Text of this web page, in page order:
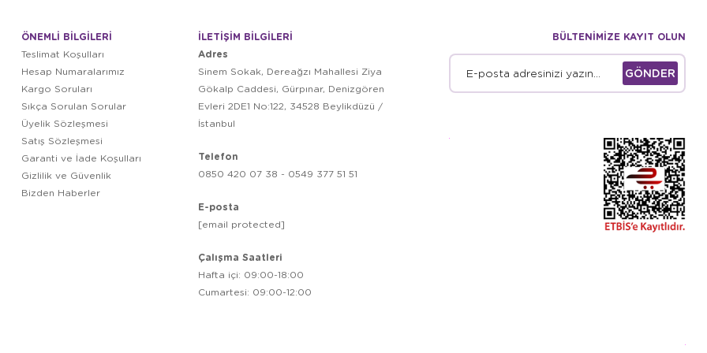
ÖNEMLİ BİLGİLERİ
Teslimat Koşulları
Hesap Numaralarımız
Kargo Soruları
Sıkça Sorulan Sorular
Üyelik Sözleşmesi
Satış Sözleşmesi
Garanti ve İade Koşulları
Gizlilik ve Güvenlik
Bizden Haberler
İLETİŞİM BİLGİLERİ
Adres
Sinem Sokak, Dereağzı Mahallesi Ziya
Gökalp Caddesi, Gürpınar, Denizgören
Evleri 2DE1 No:122, 34528 Beylikdüzü /
İstanbul
Telefon
0850 420 07 38 - 0549 377 51 51
E-posta
[email protected]
Çalışma Saatleri
Hafta içi: 09:00-18:00
Cumartesi: 09:00-12:00
BÜLTENİMİZE KAYIT OLUN
GÖNDER